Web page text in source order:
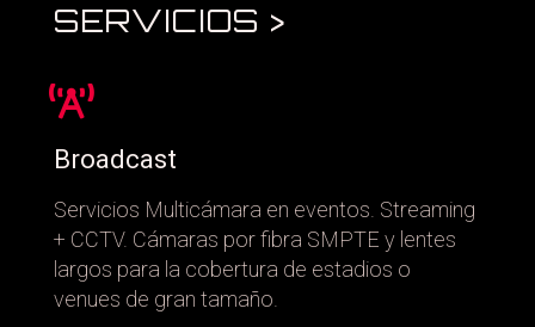
SERVICIOS >
Broadcast
Servicios Multicámara en eventos. Streaming
+ CCTV. Cámaras por fibra SMPTE y lentes
largos para la cobertura de estadios o
venues de gran tamaño.